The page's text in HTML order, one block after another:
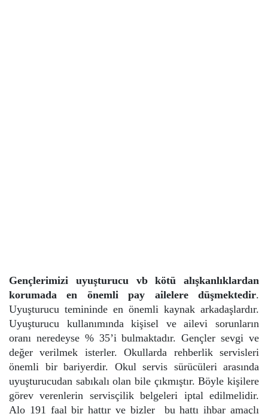
Gençlerimizi uyuşturucu vb kötü alışkanlıklardan
korumada en önemli pay ailelere düşmektedir.
Uyuşturucu temininde en önemli kaynak arkadaşlardır.
Uyuşturucu kullanımında kişisel ve ailevi sorunların
oranı neredeyse % 35’i bulmaktadır. Gençler sevgi ve
değer verilmek isterler. Okullarda rehberlik servisleri
önemli bir bariyerdir. Okul servis sürücüleri arasında
uyuşturucudan sabıkalı olan bile çıkmıştır. Böyle kişilere
görev verenlerin servisçilik belgeleri iptal edilmelidir.
Alo 191 faal bir hattır ve bizler bu hattı ihbar amaçlı